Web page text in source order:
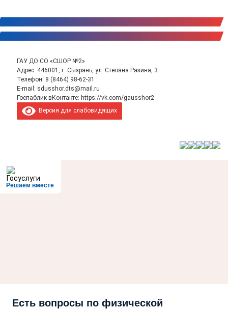
ГАУ ДО СО «СШОР №2»
Адрес: 446001, г. Сызрань, ул. Степана Разина, 3.
Телефон: 8 (8464) 98-62-31
E-mail: sdusshor.dts@mail.ru
Госпаблик вКонтакте: https://vk.com/gausshor2
Версия для слабовидящих
Решаем вместе
Есть вопросы по физической